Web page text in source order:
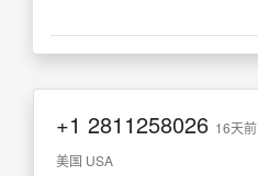
+1 2811258026 16天前
美国 USA